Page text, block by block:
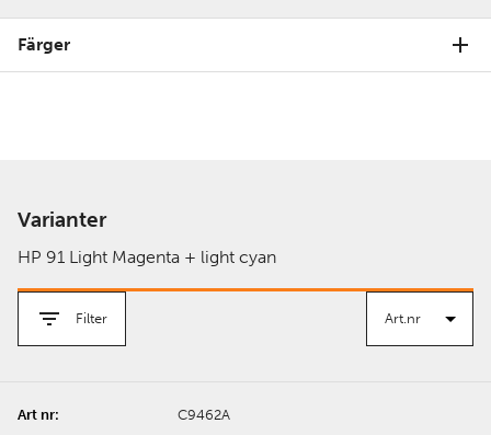
Färger
Varianter
HP 91 Light Magenta + light cyan
Filter
C9462A